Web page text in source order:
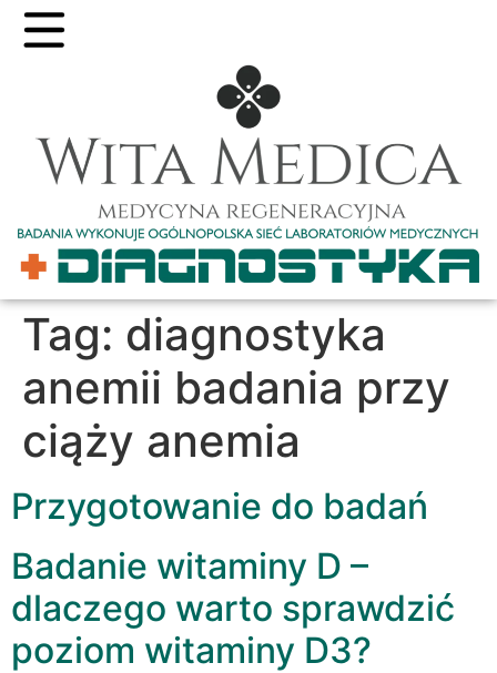
Tag: diagnostyka
anemii badania przy
ciąży anemia
Przygotowanie do badań
Badanie witaminy D –
dlaczego warto sprawdzić
poziom witaminy D3?